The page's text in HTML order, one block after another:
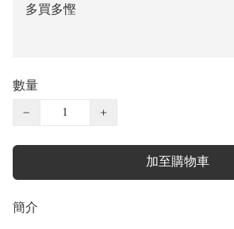
多買多慳
數量
−
+
加至購物車
簡介